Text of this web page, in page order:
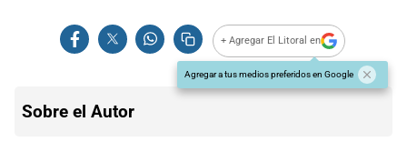
+ Agregar El Litoral en
Agregar a tus medios preferidos en Google
Sobre el Autor